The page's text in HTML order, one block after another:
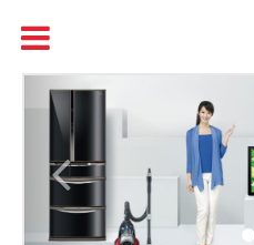
Previous